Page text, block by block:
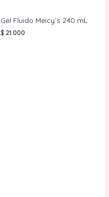
Gel Fluido Meicy´s 240 mL
$21.000